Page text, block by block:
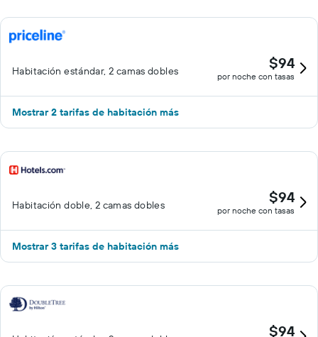
Habitación estándar, 2 camas dobles $94
por noche con tasas
Mostrar 2 tarifas de habitación más
Habitación doble, 2 camas dobles $94
por noche con tasas
Mostrar 3 tarifas de habitación más
$94